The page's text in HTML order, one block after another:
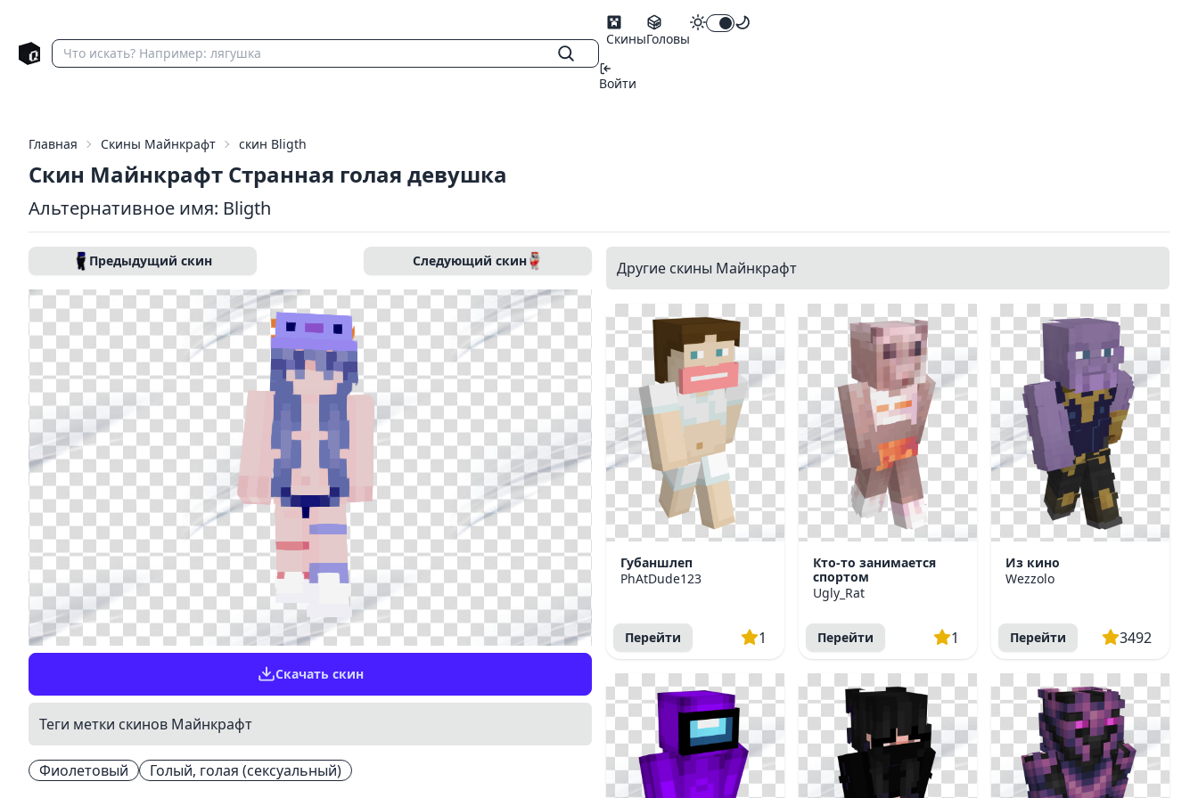
СкиныГоловы
Войти
Главная Скины Майнкрафт скин Bligth
Скин Майнкрафт Странная голая девушка
Альтернативное имя: Bligth
Предыдущий скин Следующий скин
Скачать скин
Теги метки скинов Майнкрафт
Фиолетовый Голый, голая (сексуальный)
Другие скины Майнкрафт
Губаншлеп
PhAtDude123
Перейти 1
Кто-то занимается
спортом
Ugly_Rat
Перейти 1
Из кино
Wezzolo
Перейти 3492